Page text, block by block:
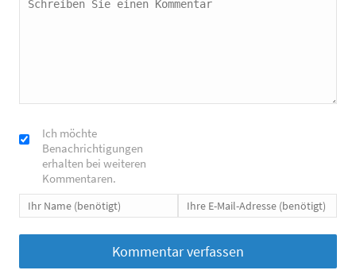
Ich möchte
Benachrichtigungen
erhalten bei weiteren
Kommentaren.